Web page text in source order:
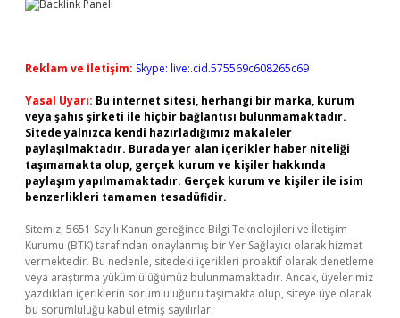
Reklam ve İletişim: Skype: live:.cid.575569c608265c69
Yasal Uyarı: Bu internet sitesi, herhangi bir marka, kurum
veya şahıs şirketi ile hiçbir bağlantısı bulunmamaktadır.
Sitede yalnızca kendi hazırladığımız makaleler
paylaşılmaktadır. Burada yer alan içerikler haber niteliği
taşımamakta olup, gerçek kurum ve kişiler hakkında
paylaşım yapılmamaktadır. Gerçek kurum ve kişiler ile isim
benzerlikleri tamamen tesadüfidir.
Sitemiz, 5651 Sayılı Kanun gereğince Bilgi Teknolojileri ve İletişim
Kurumu (BTK) tarafından onaylanmış bir Yer Sağlayıcı olarak hizmet
vermektedir. Bu nedenle, sitedeki içerikleri proaktif olarak denetleme
veya araştırma yükümlülüğümüz bulunmamaktadır. Ancak, üyelerimiz
yazdıkları içeriklerin sorumluluğunu taşımakta olup, siteye üye olarak
bu sorumluluğu kabul etmiş sayılırlar.